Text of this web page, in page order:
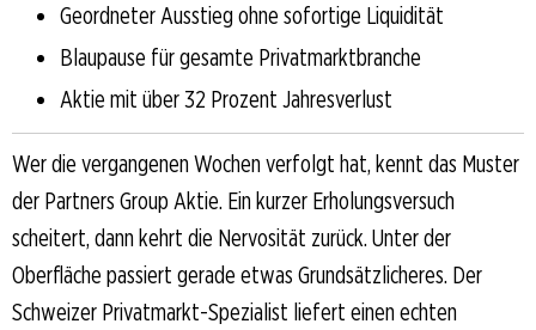
Geordneter Ausstieg ohne sofortige Liquidität
Blaupause für gesamte Privatmarktbranche
Aktie mit über 32 Prozent Jahresverlust
Wer die vergangenen Wochen verfolgt hat, kennt das Muster
der Partners Group Aktie. Ein kurzer Erholungsversuch
scheitert, dann kehrt die Nervosität zurück. Unter der
Oberfläche passiert gerade etwas Grundsätzlicheres. Der
Schweizer Privatmarkt-Spezialist liefert einen echten